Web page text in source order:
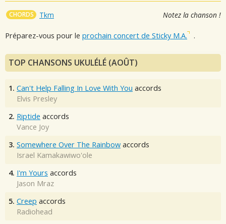
CHORDS Tkm Notez la chanson !
Préparez-vous pour le prochain concert de Sticky M.A. .
TOP CHANSONS UKULÉLÉ (AOÛT)
1. Can't Help Falling In Love With You accords
Elvis Presley
2. Riptide accords
Vance Joy
3. Somewhere Over The Rainbow accords
Israel Kamakawiwo'ole
4. I'm Yours accords
Jason Mraz
5. Creep accords
Radiohead